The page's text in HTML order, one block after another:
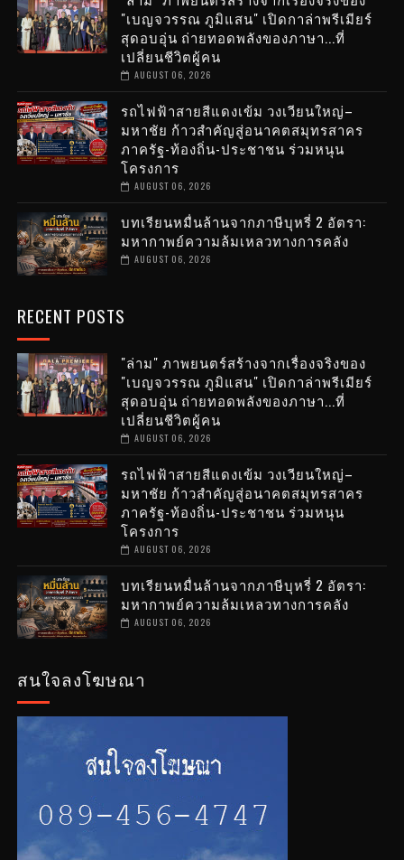
"เบญจวรรณ ภูมิแสน" เปิดกาล่าพรีเมียร์
สุดอบอุ่น ถ่ายทอดพลังของภาษา...ที่
เปลี่ยนชีวิตผู้คน
AUGUST 06, 2026
รถไฟฟ้าสายสีแดงเข้ม วงเวียนใหญ่–
มหาชัย ก้าวสำคัญสู่อนาคตสมุทรสาคร
ภาครัฐ-ท้องถิ่น-ประชาชน ร่วมหนุน
โครงการ
AUGUST 06, 2026
บทเรียนหมื่นล้านจากภาษีบุหรี่ 2 อัตรา:
มหากาพย์ความล้มเหลวทางการคลัง
AUGUST 06, 2026
RECENT POSTS
"ล่าม" ภาพยนตร์สร้างจากเรื่องจริงของ
"เบญจวรรณ ภูมิแสน" เปิดกาล่าพรีเมียร์
สุดอบอุ่น ถ่ายทอดพลังของภาษา...ที่
เปลี่ยนชีวิตผู้คน
AUGUST 06, 2026
รถไฟฟ้าสายสีแดงเข้ม วงเวียนใหญ่–
มหาชัย ก้าวสำคัญสู่อนาคตสมุทรสาคร
ภาครัฐ-ท้องถิ่น-ประชาชน ร่วมหนุน
โครงการ
AUGUST 06, 2026
บทเรียนหมื่นล้านจากภาษีบุหรี่ 2 อัตรา:
มหากาพย์ความล้มเหลวทางการคลัง
AUGUST 06, 2026
สนใจลงโฆษณา